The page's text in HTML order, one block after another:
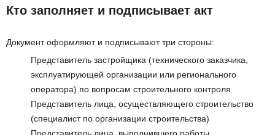
Кто заполняет и подписывает акт
Документ оформляют и подписывают три стороны:
Представитель застройщика (технического заказчика,
эксплуатирующей организации или регионального
оператора) по вопросам строительного контроля
Представитель лица, осуществляющего строительство
(специалист по организации строительства)